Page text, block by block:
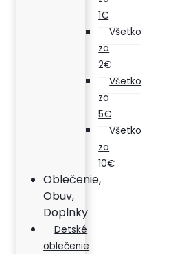
1€
Všetko
za
2€
Všetko
za
5€
Všetko
za
10€
Oblečenie,
Obuv,
Doplnky
Detské
oblečenie